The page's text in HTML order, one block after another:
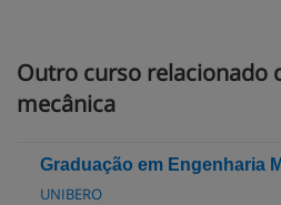
Outro curso relacionado
mecânica
Graduação em Engenharia
UNIBERO